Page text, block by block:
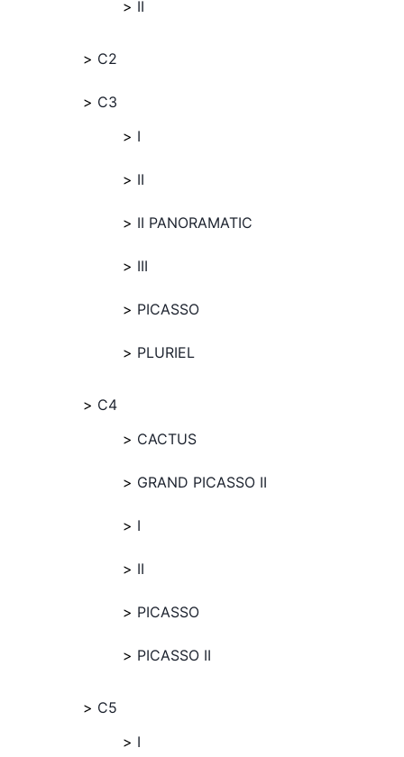
II
C2
C3
I
II
II PANORAMATIC
III
PICASSO
PLURIEL
C4
CACTUS
GRAND PICASSO II
I
II
PICASSO
PICASSO II
C5
I